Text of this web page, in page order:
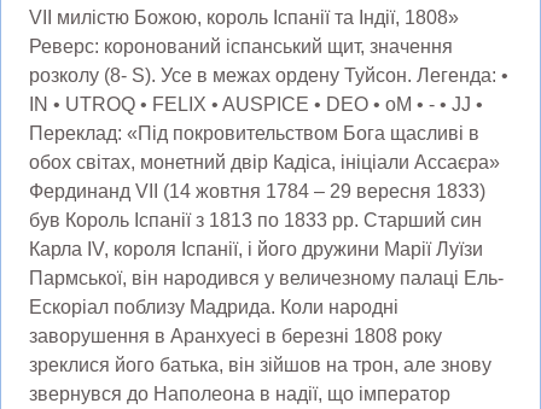
VII милістю Божою, король Іспанії та Індії, 1808»
Реверс: коронований іспанський щит, значення
розколу (8- S). Усе в межах ордену Туйсон. Легенда: •
IN • UTROQ • FELIX • AUSPICE • DEO • oM • - • JJ •
Переклад: «Під покровительством Бога щасливі в
обох світах, монетний двір Кадіса, ініціали Ассаєра»
Фердинанд VII (14 жовтня 1784 – 29 вересня 1833)
був Король Іспанії з 1813 по 1833 рр. Старший син
Карла IV, короля Іспанії, і його дружини Марії Луїзи
Пармської, він народився у величезному палаці Ель-
Ескоріал поблизу Мадрида. Коли народні
заворушення в Аранхуесі в березні 1808 року
зреклися його батька, він зійшов на трон, але знову
звернувся до Наполеона в надії, що імператор